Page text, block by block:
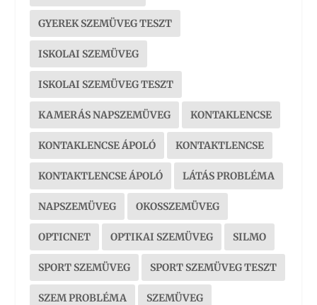
GYEREK SZEMÜVEG TESZT
ISKOLAI SZEMÜVEG
ISKOLAI SZEMÜVEG TESZT
KAMERÁS NAPSZEMÜVEG KONTAKLENCSE
KONTAKLENCSE ÁPOLÓ KONTAKTLENCSE
KONTAKTLENCSE ÁPOLÓ LÁTÁS PROBLÉMA
NAPSZEMÜVEG OKOSSZEMÜVEG
OPTICNET OPTIKAI SZEMÜVEG SILMO
SPORT SZEMÜVEG SPORT SZEMÜVEG TESZT
SZEM PROBLÉMA SZEMÜVEG